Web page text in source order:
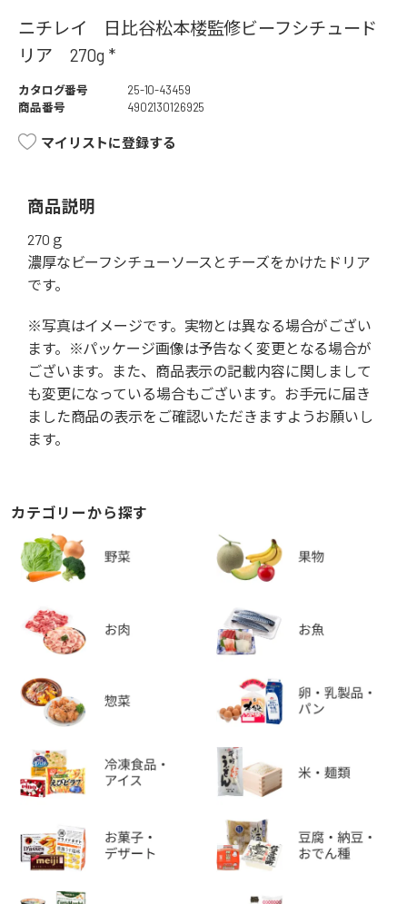
ニチレイ 日比谷松本楼監修ビーフシチュード
リア 270g *
カタログ番号
25-10-43459
商品番号
4902130126925
マイリストに登録する
商品説明
270ｇ
濃厚なビーフシチューソースとチーズをかけたドリア
です。
※写真はイメージです。実物とは異なる場合がござい
ます。※パッケージ画像は予告なく変更となる場合が
ございます。また、商品表示の記載内容に関しまして
も変更になっている場合もございます。お手元に届き
ました商品の表示をご確認いただきますようお願いし
ます。
カテゴリーから探す